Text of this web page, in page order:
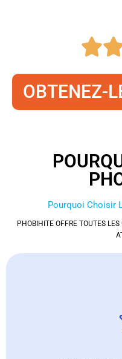
OBTENEZ-
Pourquoi Choisir
PHOBIHITE OFFRE TOUTES